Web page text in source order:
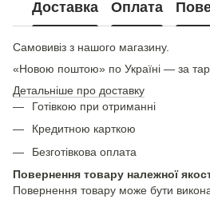
Доставка Оплата
Самовивіз з нашого магазину.
«Новою поштою» по Україні — за
Детальніше про доставку
Готівкою при отриманні
Кредитною карткою
Безготівкова оплата
Повернення товару належної
Повернення товару може бути